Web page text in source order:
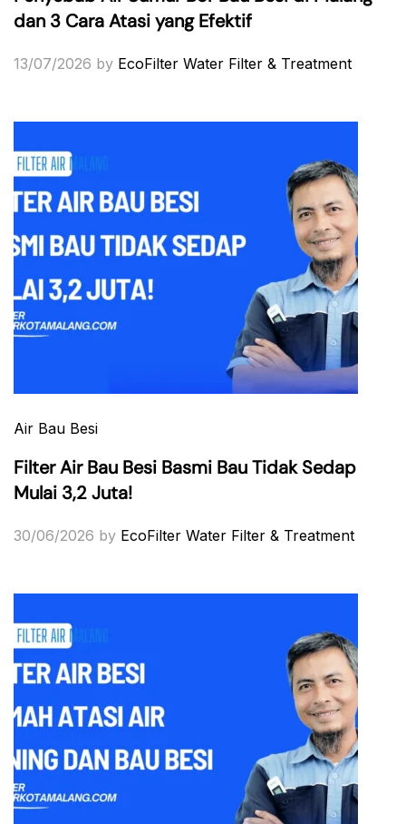
dan 3 Cara Atasi yang Efektif
13/07/2026 by EcoFilter Water Filter & Treatment
Air Bau Besi
Filter Air Bau Besi Basmi Bau Tidak Sedap
Mulai 3,2 Juta!
30/06/2026 by EcoFilter Water Filter & Treatment